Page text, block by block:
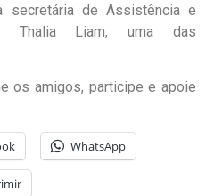
secretária de Assistência e
Thalia Liam, uma das
os amigos, participe e apoie
WhatsApp